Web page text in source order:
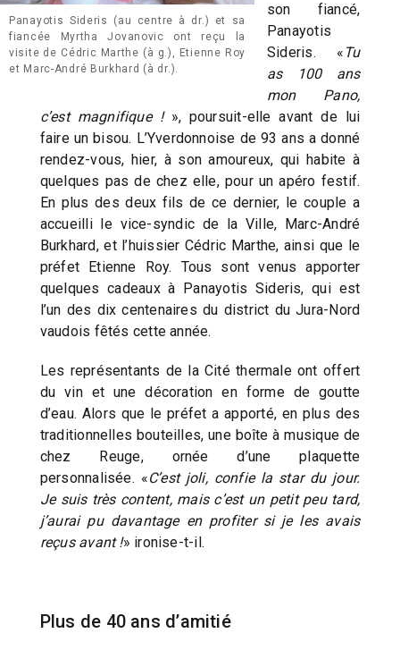
Panayotis Sideris (au centre à dr.) et sa
fiancée Myrtha Jovanovic ont reçu la
visite de Cédric Marthe (à g.), Etienne Roy
et Marc-André Burkhard (à dr.).
son fiancé,
Panayotis
Sideris. « Tu
as 100 ans
mon Pano,
c’est magnifique !», poursuit-elle avant de lui
faire un bisou. L’Yverdonnoise de 93 ans a donné
rendez-vous, hier, à son amoureux, qui habite à
quelques pas de chez elle, pour un apéro festif.
En plus des deux fils de ce dernier, le couple a
accueilli le vice-syndic de la Ville, Marc-André
Burkhard, et l’huissier Cédric Marthe, ainsi que le
préfet Etienne Roy. Tous sont venus apporter
quelques cadeaux à Panayotis Sideris, qui est
l’un des dix centenaires du district du Jura-Nord
vaudois fêtés cette année.
Les représentants de la Cité thermale ont offert
du vin et une décoration en forme de goutte
d’eau. Alors que le préfet a apporté, en plus des
traditionnelles bouteilles, une boîte à musique de
chez Reuge, ornée d’une plaquette
personnalisée. «C’est joli, confie la star du jour.
Je suis très content, mais c’est un petit peu tard,
j’aurai pu davantage en profiter si je les avais
reçus avant !» ironise-t-il.
Plus de 40 ans d’amitié